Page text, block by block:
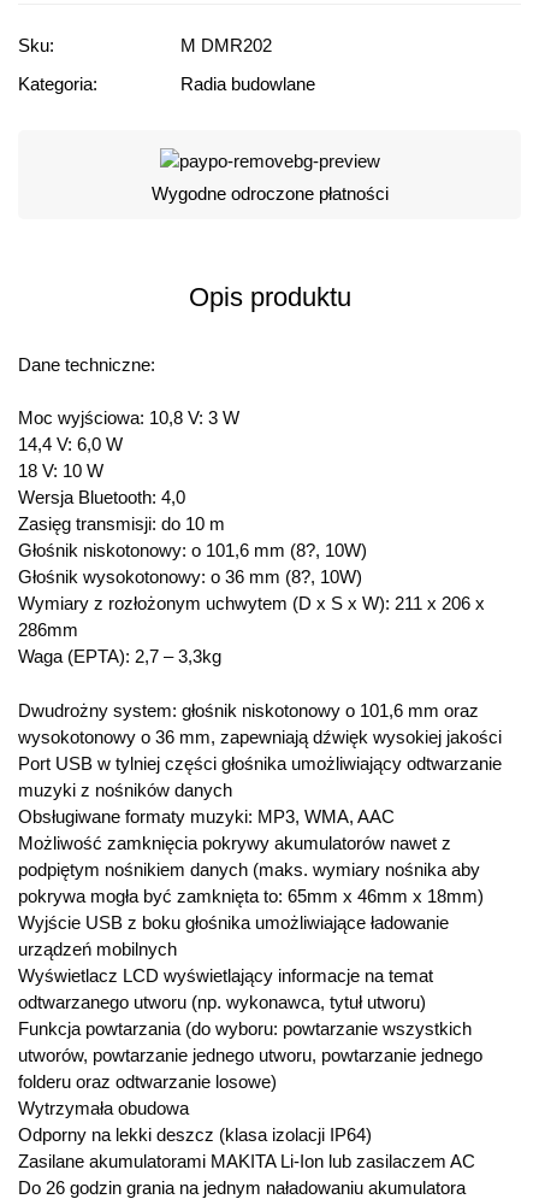
Sku:
M DMR202
Kategoria:
Radia budowlane
Wygodne odroczone płatności
Opis produktu
Dane techniczne:
Moc wyjściowa: 10,8 V: 3 W
14,4 V: 6,0 W
18 V: 10 W
Wersja Bluetooth: 4,0
Zasięg transmisji: do 10 m
Głośnik niskotonowy: o 101,6 mm (8?, 10W)
Głośnik wysokotonowy: o 36 mm (8?, 10W)
Wymiary z rozłożonym uchwytem (D x S x W): 211 x 206 x
286mm
Waga (EPTA): 2,7 – 3,3kg
Dwudrożny system: głośnik niskotonowy o 101,6 mm oraz
wysokotonowy o 36 mm, zapewniają dźwięk wysokiej jakości
Port USB w tylniej części głośnika umożliwiający odtwarzanie
muzyki z nośników danych
Obsługiwane formaty muzyki: MP3, WMA, AAC
Możliwość zamknięcia pokrywy akumulatorów nawet z
podpiętym nośnikiem danych (maks. wymiary nośnika aby
pokrywa mogła być zamknięta to: 65mm x 46mm x 18mm)
Wyjście USB z boku głośnika umożliwiające ładowanie
urządzeń mobilnych
Wyświetlacz LCD wyświetlający informacje na temat
odtwarzanego utworu (np. wykonawca, tytuł utworu)
Funkcja powtarzania (do wyboru: powtarzanie wszystkich
utworów, powtarzanie jednego utworu, powtarzanie jednego
folderu oraz odtwarzanie losowe)
Wytrzymała obudowa
Odporny na lekki deszcz (klasa izolacji IP64)
Zasilane akumulatorami MAKITA Li-Ion lub zasilaczem AC
Do 26 godzin grania na jednym naładowaniu akumulatora